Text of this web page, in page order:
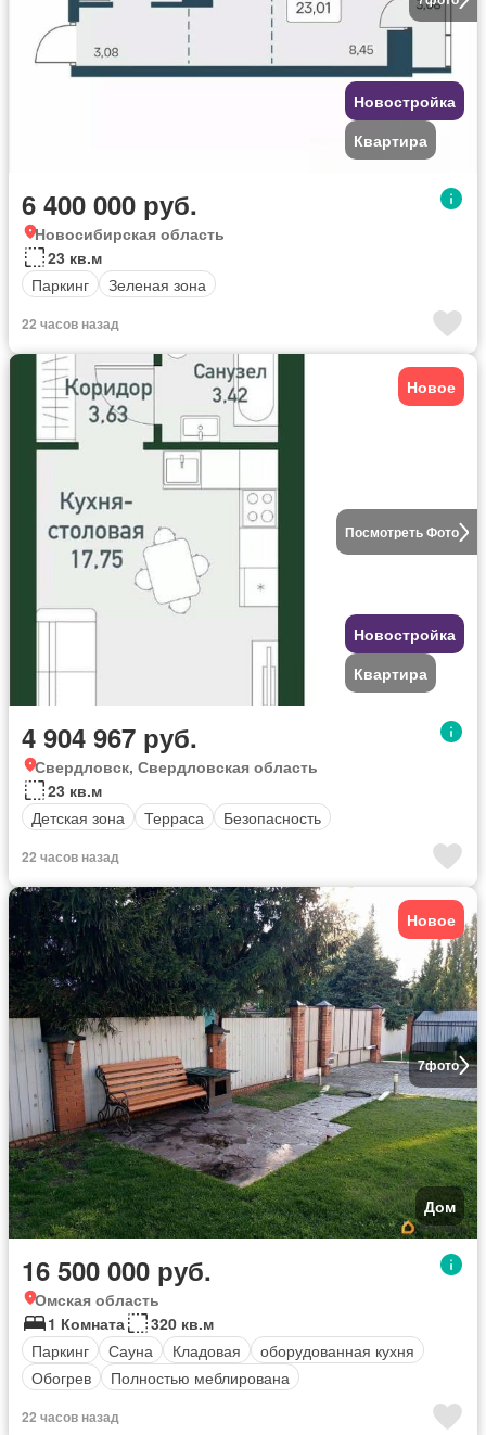
Новостройка
Квартира
6 400 000 руб.
Новосибирская область
23 кв.м
Паркинг
Зеленая зона
22 часов назад
Посмотреть Фото
Новое
Новостройка
Квартира
4 904 967 руб.
Свердловск, Свердловская область
23 кв.м
Детская зона
Терраса Безопасность
22 часов назад
7фото
Новое
Дом
16 500 000 руб.
Омская область
1 Комната
320 кв.м
Паркинг
Сауна Кладовая
оборудованная кухня
Обогрев
Полностью меблирована
22 часов назад